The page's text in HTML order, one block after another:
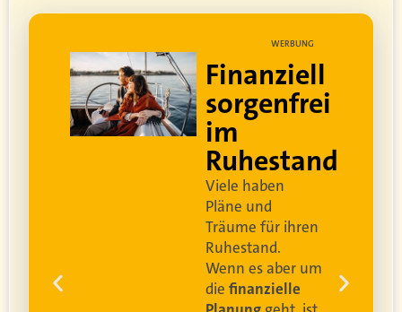
WERBUNG
Lebe dein
bestes Leben
Um sorgenfrei in den
Ruhestand zu blicken,
braucht esprofessionelle
Ruhestandsplanung
Damit Ihre Kundinnen
und Kundenihr bestes
Leben leben können.
Video anschauen